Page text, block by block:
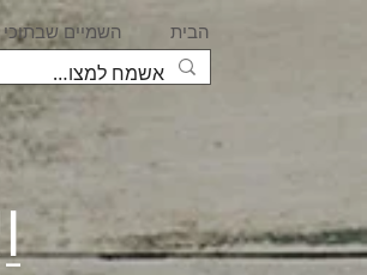
השמיים שבתוכי הבית